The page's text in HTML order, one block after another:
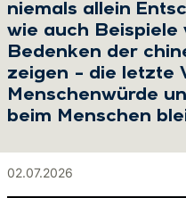
niemals allein
wie auch Beispiele
Bedenken der
zeigen – die letzte
Menschenwürde
beim Menschen
02.07.2026